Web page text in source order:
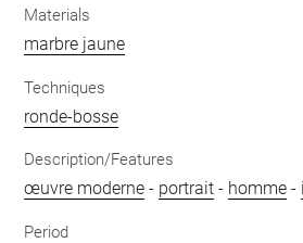
Materials
marbre jaune
Techniques
ronde-bosse
Description/Features
œuvre moderne - portrait - homme -
Period